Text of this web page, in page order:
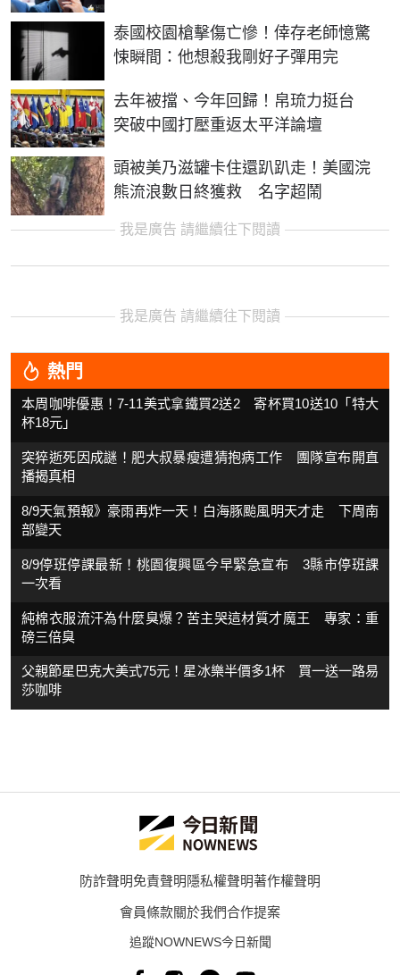
泰國校園槍擊傷亡慘！倖存老師憶驚
悚瞬間：他想殺我剛好子彈用完
去年被擋、今年回歸！帛琉力挺台
突破中國打壓重返太平洋論壇
頭被美乃滋罐卡住還趴趴走！美國浣
熊流浪數日終獲救 名字超鬧
我是廣告 請繼續往下閱讀
我是廣告 請繼續往下閱讀
熱門
本周咖啡優惠！7-11美式拿鐵買2送2 寄杯買10送10「特大
杯18元」
突猝逝死因成謎！肥大叔暴瘦遭猜抱病工作 團隊宣布開直
播揭真相
8/9天氣預報》豪雨再炸一天！白海豚颱風明天才走 下周南
部變天
8/9停班停課最新！桃園復興區今早緊急宣布 3縣市停班課
一次看
純棉衣服流汗為什麼臭爆？苦主哭這材質才魔王 專家：重
磅三倍臭
父親節星巴克大美式75元！星冰樂半價多1杯 買一送一路易
莎咖啡
防詐聲明免責聲明隱私權聲明著作權聲明
會員條款關於我們合作提案
追蹤NOWNEWS今日新聞